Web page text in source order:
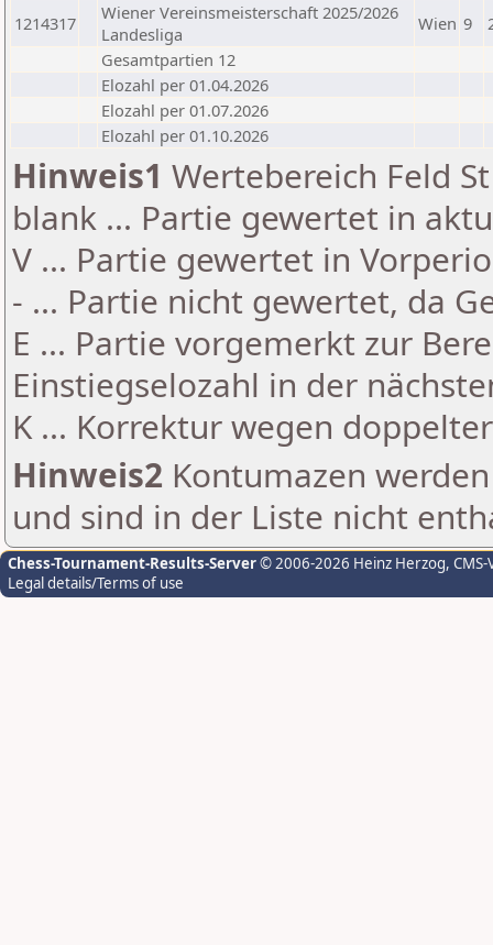
1214317
Wiener Vereinsmeisterschaft 2025/2026
Landesliga
Wien 9
Gesamtpartien 12
Elozahl per 01.04.2026
Elozahl per 01.07.2026
Elozahl per 01.10.2026
Hinweis1 Wertebereich Feld
blank ... Partie gewertet in
V ... Partie gewertet in
- ... Partie nicht gewertet, da
E ... Partie vorgemerkt zur
Einstiegselozahl in der
K ... Korrektur wegen
Hinweis2 Kontumazen
und sind in der Liste nicht
Chess-Tournament-Results-Server© 2006-2026 Heinz Herzog,
Legal details/Terms of use